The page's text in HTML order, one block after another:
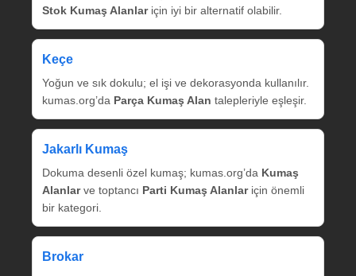
Stok Kumaş Alanlariçin iyi bir alternatif olabilir.
Keçe
Yoğun ve sık dokulu; el işi ve dekorasyonda kullanılır.
kumas.org’da Parça Kumaş Alan talepleriyle eşleşir.
Jakarlı Kumaş
Dokuma desenli özel kumaş; kumas.org’da Kumaş
Alanlarve toptancı Parti Kumaş Alanlariçin önemli
bir kategori.
Brokar